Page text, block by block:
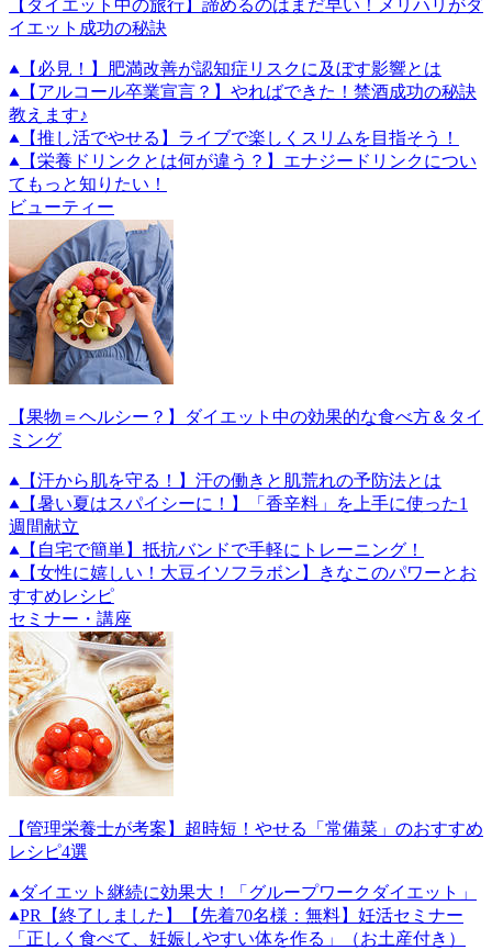
【ダイエット中の旅行】諦めるのはまだ早い！メリハリがダ
イエット成功の秘訣
【必見！】肥満改善が認知症リスクに及ぼす影響とは
【アルコール卒業宣言？】やればできた！禁酒成功の秘訣
教えます♪
【推し活でやせる】ライブで楽しくスリムを目指そう！
【栄養ドリンクとは何が違う？】エナジードリンクについ
てもっと知りたい！
ビューティー
【果物＝ヘルシー？】ダイエット中の効果的な食べ方＆タイ
ミング
【汗から肌を守る！】汗の働きと肌荒れの予防法とは
【暑い夏はスパイシーに！】「香辛料」を上手に使った1
週間献立
【自宅で簡単】抵抗バンドで手軽にトレーニング！
【女性に嬉しい！大豆イソフラボン】きなこのパワーとお
すすめレシピ
セミナー・講座
【管理栄養士が考案】超時短！やせる「常備菜」のおすすめ
レシピ4選
ダイエット継続に効果大！「グループワークダイエット」
PR 【終了しました】【先着70名様：無料】妊活セミナー
「正しく食べて、妊娠しやすい体を作る」（お土産付き）